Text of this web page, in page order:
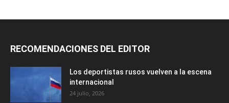
RECOMENDACIONES DEL EDITOR
Los deportistas rusos vuelven a la escena
internacional
24 julio, 2026